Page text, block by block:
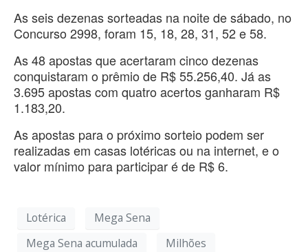
As seis dezenas sorteadas na noite de sábado, no
Concurso 2998, foram 15, 18, 28, 31, 52 e 58.
As 48 apostas que acertaram cinco dezenas
conquistaram o prêmio de R$ 55.256,40. Já as
3.695 apostas com quatro acertos ganharam R$
1.183,20.
As apostas para o próximo sorteio podem ser
realizadas em casas lotéricas ou na internet, e o
valor mínimo para participar é de R$ 6.
Lotérica
Mega Sena
Mega Sena acumulada
Milhões